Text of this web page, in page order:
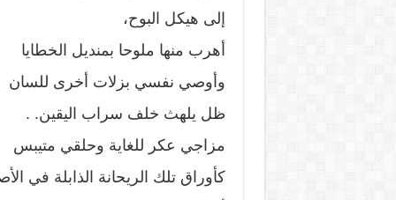
إلى هيكل البوح،
أهرب منها ملوحا بمنديل الخطايا
وأوصي نفسي بزلات أخرى للسان
ظل يلهث خلف سراب اليقين. .
مزاجي عكر للغاية وحلقي متيبس
كأوراق تلك الريحانة الذابلة في